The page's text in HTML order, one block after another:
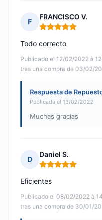
F
FRANCISCO V.
Nota: 5 de 5
Publicado el 12/02/2022 à
tras una compra de 03/02/
Todo correcto
Respuesta de
Publicada el 13/02/2022
Muchas gracias
D
Daniel S.
Nota: 5 de 5
Publicado el 08/02/2022 à
tras una compra de 30/01/
Eficientes